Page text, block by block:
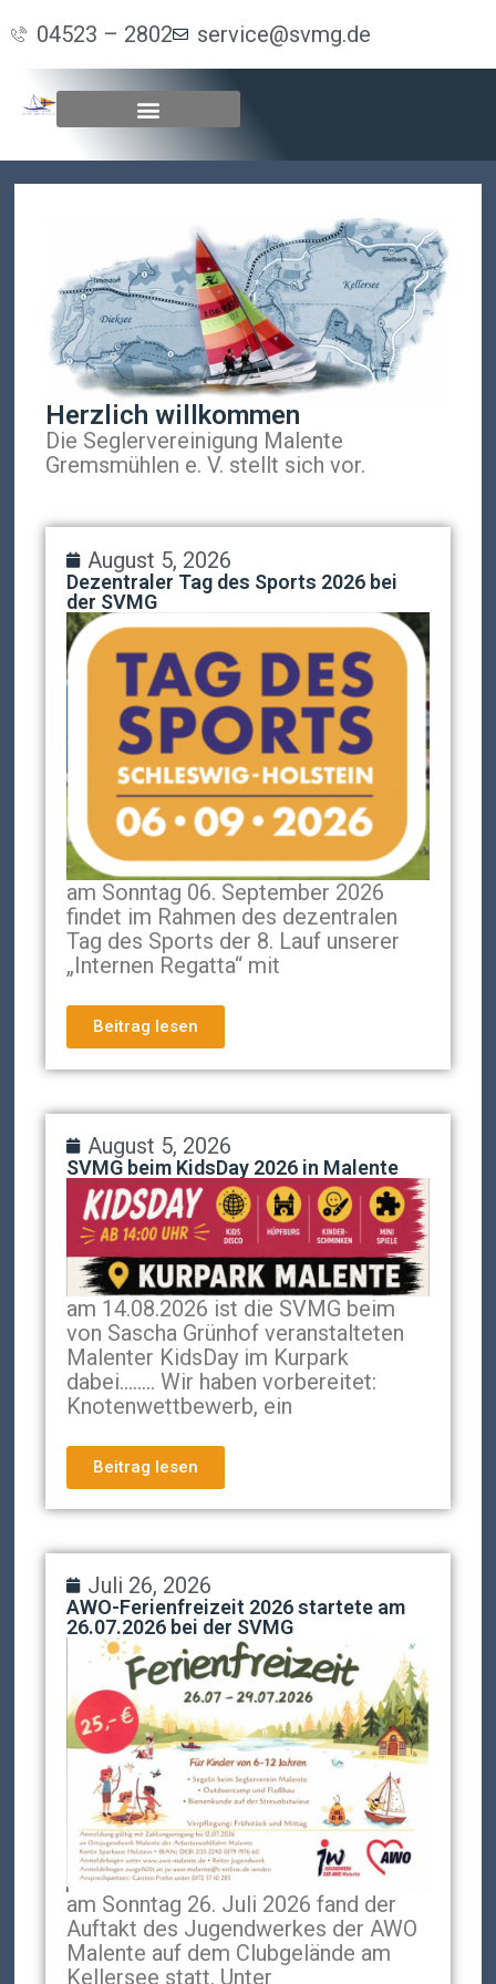
04523 – 2802 service@svmg.de
Herzlich willkommen
Die Seglervereinigung Malente
Gremsmühlen e. V. stellt sich vor.
August 5, 2026
Dezentraler Tag des Sports 2026 bei
der SVMG
am Sonntag 06. September 2026
findet im Rahmen des dezentralen
Tag des Sports der 8. Lauf unserer
„Internen Regatta“ mit
Beitrag lesen
August 5, 2026
SVMG beim KidsDay 2026 in Malente
am 14.08.2026 ist die SVMG beim
von Sascha Grünhof veranstalteten
Malenter KidsDay im Kurpark
dabei…….. Wir haben vorbereitet:
Knotenwettbewerb, ein
Beitrag lesen
Juli 26, 2026
AWO-Ferienfreizeit 2026 startete am
26.07.2026 bei der SVMG
am Sonntag 26. Juli 2026 fand der
Auftakt des Jugendwerkes der AWO
Malente auf dem Clubgelände am
Kellersee statt. Unter